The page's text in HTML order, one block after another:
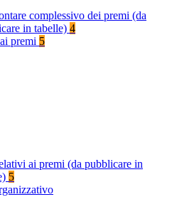
complessivo dei premi (da
in tabelle) 4
premi 5
ai premi (da pubblicare in
5